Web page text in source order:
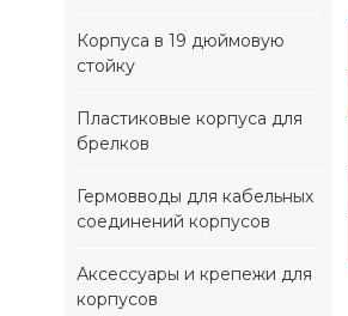
Корпуса в 19 дюймовую
стойку
Пластиковые корпуса для
брелков
Гермовводы для кабельных
соединений корпусов
Аксессуары и крепежи для
корпусов